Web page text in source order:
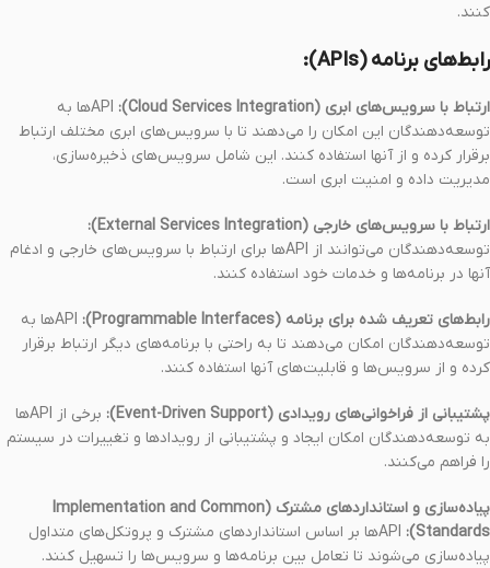
کنند.
رابط‌های برنامه (APIs):
ارتباط با سرویس‌های ابری (Cloud Services Integration):
APIها به
توسعه‌دهندگان این امکان را می‌دهند تا با سرویس‌های ابری مختلف ارتباط
برقرار کرده و از آنها استفاده کنند. این شامل سرویس‌های ذخیره‌سازی،
مدیریت داده و امنیت ابری است.
ارتباط با سرویس‌های خارجی (External Services Integration):
توسعه‌دهندگان می‌توانند از APIها برای ارتباط با سرویس‌های خارجی و ادغام
آنها در برنامه‌ها و خدمات خود استفاده کنند.
رابط‌های تعریف شده برای برنامه (Programmable Interfaces):
APIها به
توسعه‌دهندگان امکان می‌دهند تا به راحتی با برنامه‌های دیگر ارتباط برقرار
کرده و از سرویس‌ها و قابلیت‌های آنها استفاده کنند.
پشتیبانی از فراخوانی‌های رویدادی (Event-Driven Support):
برخی از APIها
به توسعه‌دهندگان امکان ایجاد و پشتیبانی از رویدادها و تغییرات در سیستم
را فراهم می‌کنند.
پیاده‌سازی و استانداردهای مشترک (Implementation and Common
Standards):
APIها بر اساس استانداردهای مشترک و پروتکل‌های متداول
پیاده‌سازی می‌شوند تا تعامل بین برنامه‌ها و سرویس‌ها را تسهیل کنند.